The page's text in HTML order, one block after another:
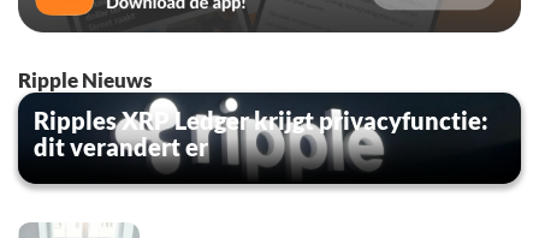
Ripple Nieuws
Ripples XRP Ledger krijgt privacyfunctie:
dit verandert er